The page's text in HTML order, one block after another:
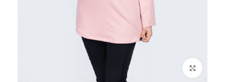
برای بزرگنمایی کلیک کنید